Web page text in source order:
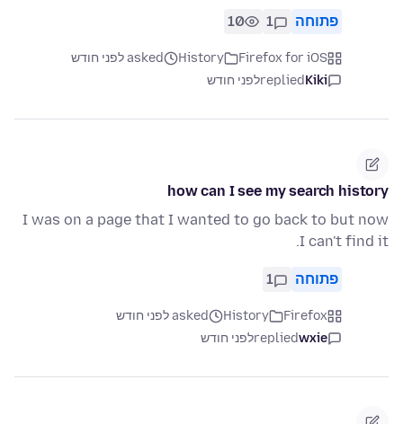
פתוחה 1
10
Firefox for iOS
History
asked לפני חודש
Kiki
repliedלפני חודש
how can I see my search history
I was on a page that I wanted to go back to but now
I can't find it.
פתוחה 1
Firefox
History
asked לפני חודש
wxie
repliedלפני חודש